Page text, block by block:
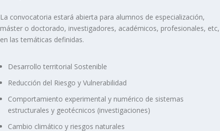
La convocatoria estará abierta para alumnos de especialización,
máster o doctorado, investigadores, académicos, profesionales, etc,
en las temáticas definidas.
Desarrollo territorial Sostenible
Reducción del Riesgo y Vulnerabilidad
Comportamiento experimental y numérico de sistemas
estructurales y geotécnicos (investigaciones)
Cambio climático y riesgos naturales